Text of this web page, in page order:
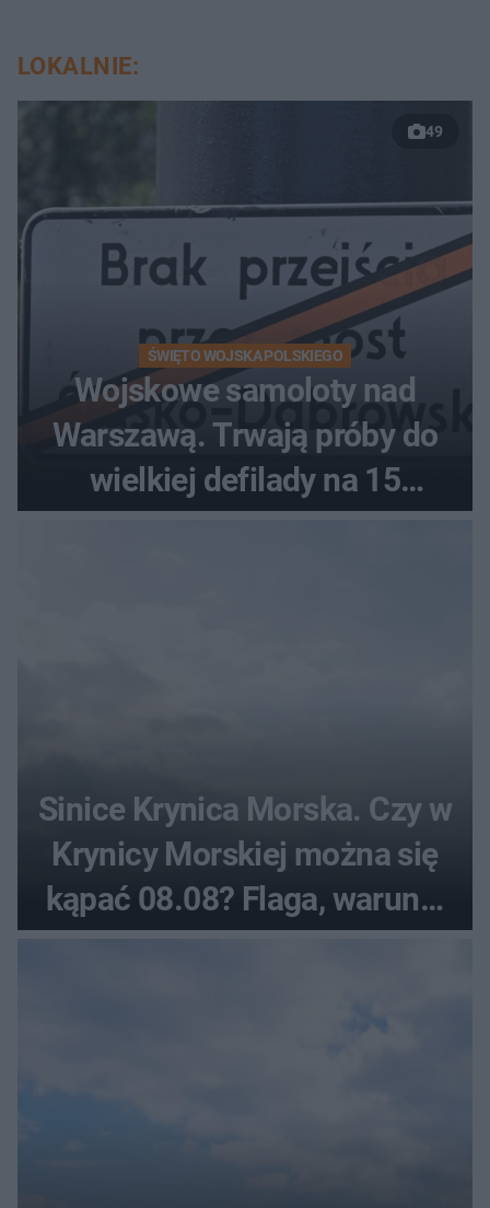
LOKALNIE:
49
ŚWIĘTO WOJSKA POLSKIEGO
Wojskowe samoloty nad
Warszawą. Trwają próby do
wielkiej defilady na 15
Sinice Krynica Morska. Czy w
Krynicy Morskiej można się
kąpać 08.08? Flaga, warunki